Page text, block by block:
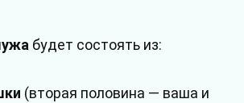
будет состоять из:
(вторая половина — ваша и